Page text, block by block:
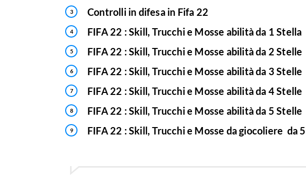
Controlli in difesa in Fifa 22
FIFA 22 : Skill, Trucchi e Mosse abilità da 1 Stella
FIFA 22 : Skill, Trucchi e Mosse abilità da 2 Stelle
FIFA 22 : Skill, Trucchi e Mosse abilità da 3 Stelle
FIFA 22 : Skill, Trucchi e Mosse abilità da 4 Stelle
FIFA 22 : Skill, Trucchi e Mosse abilità da 5 Stelle
FIFA 22 : Skill, Trucchi e Mosse da giocoliere da